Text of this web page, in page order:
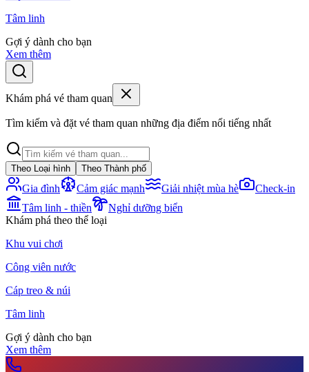
Tâm linh
Gợi ý dành cho bạn
Xem thêm
Khám phá vé tham quan
Tìm kiếm và đặt vé tham quan những địa điểm nổi tiếng nhất
Theo Loại hình Theo Thành phố
Gia đình Cảm giác mạnh Giải nhiệt mùa hè
Check-in
Tâm linh - thiền
Nghỉ dưỡng biển
Khám phá theo thể loại
Khu vui chơi
Công viên nước
Cáp treo & núi
Tâm linh
Gợi ý dành cho bạn
Xem thêm